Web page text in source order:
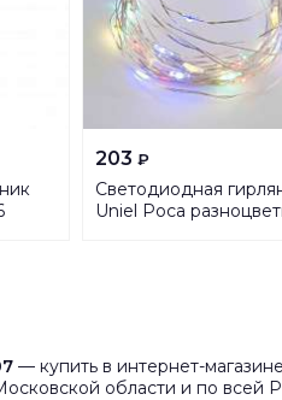
203 ₽
Светодиодная
Uniel Роса
— купить в интернет-
области и по всей